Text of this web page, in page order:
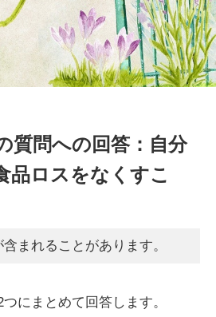
質問への回答：自分
品ロスをなくすこ
まれることがあります。
にまとめて回答します。